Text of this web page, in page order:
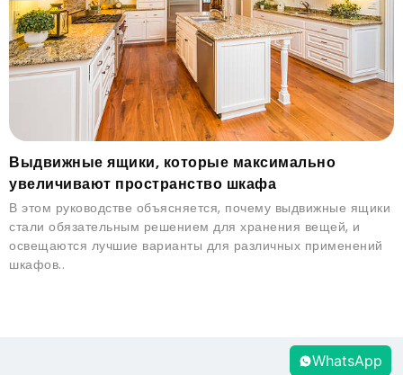
Выдвижные ящики, которые максимально
увеличивают пространство шкафа
В этом руководстве объясняется, почему выдвижные ящики
стали обязательным решением для хранения вещей, и
освещаются лучшие варианты для различных применений
шкафов..
WhatsApp